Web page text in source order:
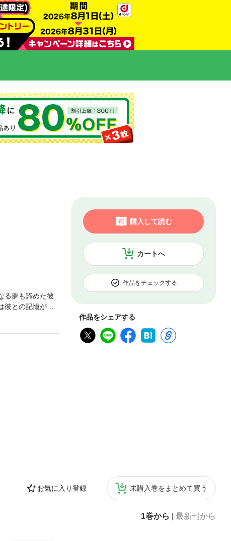
カートへ
購入して読む
作品をチェックする
作品をシェアする
お気に入り登録 未購入巻をまとめて買う
1巻から 最新刊から
る夢も諦めた彼
との記憶が一
つて恋人同士だ